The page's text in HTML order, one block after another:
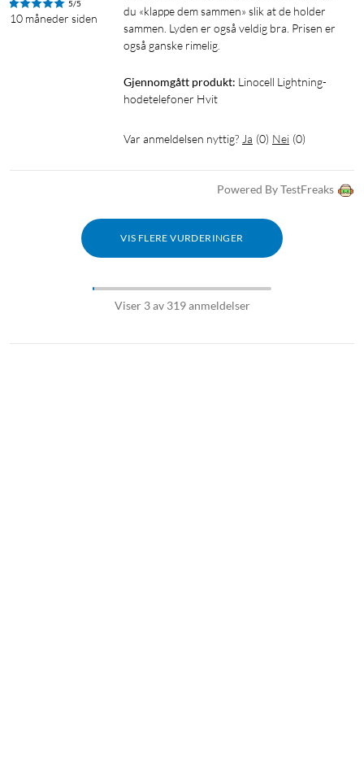
5/5
10 måneder siden
du «klappe dem sammen» slik at de holder
sammen. Lyden er også veldig bra. Prisen er
også ganske rimelig.
Gjennomgått produkt: Linocell Lightning-
hodetelefoner Hvit
Var anmeldelsen nyttig? Ja (0) Nei (0)
Powered By TestFreaks
VIS FLERE VURDERINGER
Viser 3 av 319 anmeldelser